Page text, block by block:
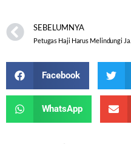
SEBELUMNYA
Facebook
WhatsApp